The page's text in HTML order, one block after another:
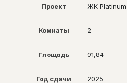
Проект ЖК Platinum
Комнаты 2
Площадь 91,84
Год сдачи 2025